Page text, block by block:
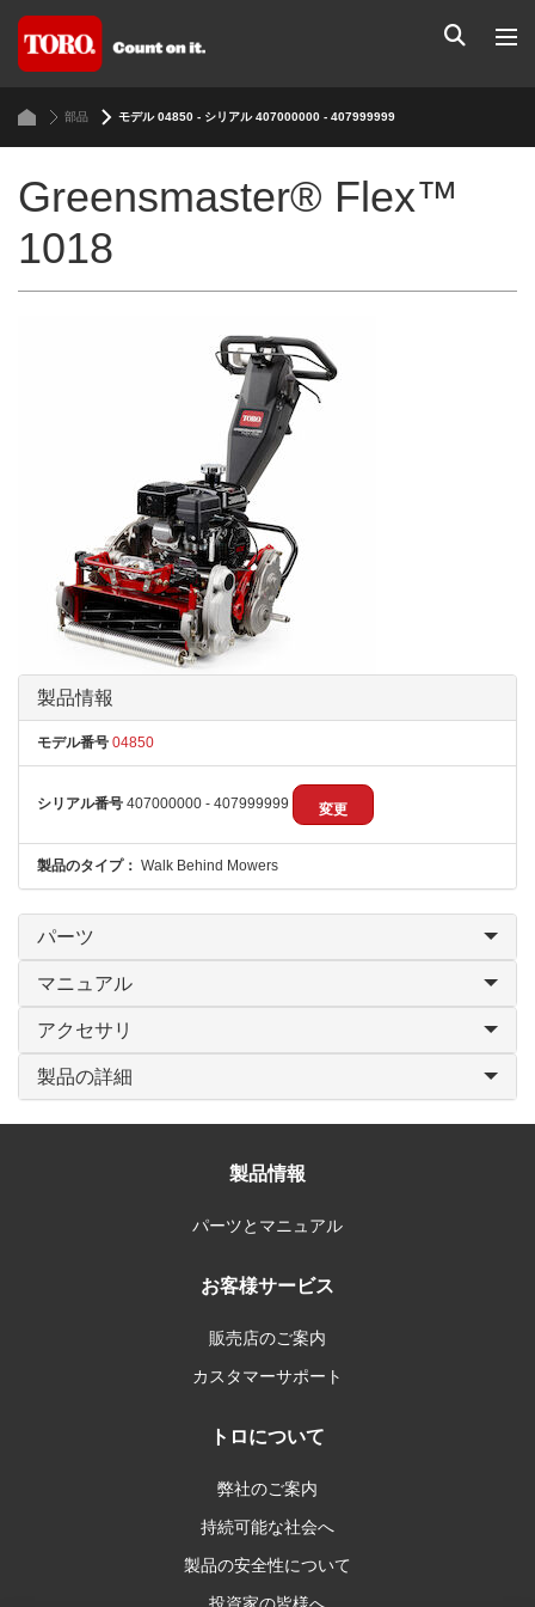
部品 モデル 04850 - シリアル 407000000 - 407999999
Greensmaster® Flex™
1018
製品情報
モデル番号 04850
シリアル番号 407000000 - 407999999 変更
製品のタイプ： Walk Behind Mowers
パーツ
マニュアル
アクセサリ
製品の詳細
製品情報
パーツとマニュアル
お客様サービス
販売店のご案内
カスタマーサポート
トロについて
弊社のご案内
持続可能な社会へ
製品の安全性について